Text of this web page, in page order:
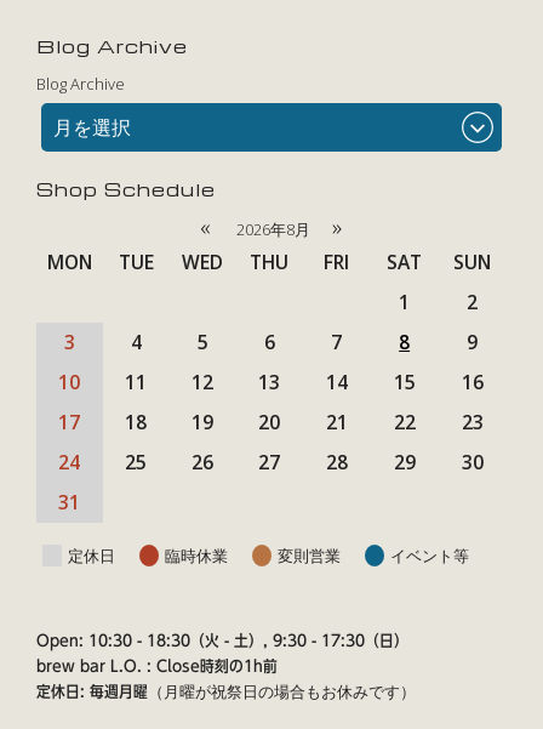
Blog Archive
Blog Archive
月を選択
Shop Schedule
« 2026年8月 »
MON TUE WED THU FRI SAT
SUN
1
2
3
4 5 6 7 8
9
10
11 12 13 14 15
16
17
18 19 20 21 22
23
24
25 26 27 28 29
30
31
定休日 臨時休業 変則営業 イベント等
Open: 10:30 - 18:30（火 - 土）, 9:30 - 17:30（日）
brew bar L.O. : Close時刻の1h前
定休日: 毎週月曜
（月曜が祝祭日の場合もお休みです）